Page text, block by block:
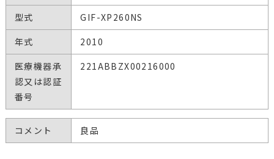
型式
GIF-XP260NS
年式
2010
医療機器承
認又は認証
番号
221ABBZX00216000
コメント 良品